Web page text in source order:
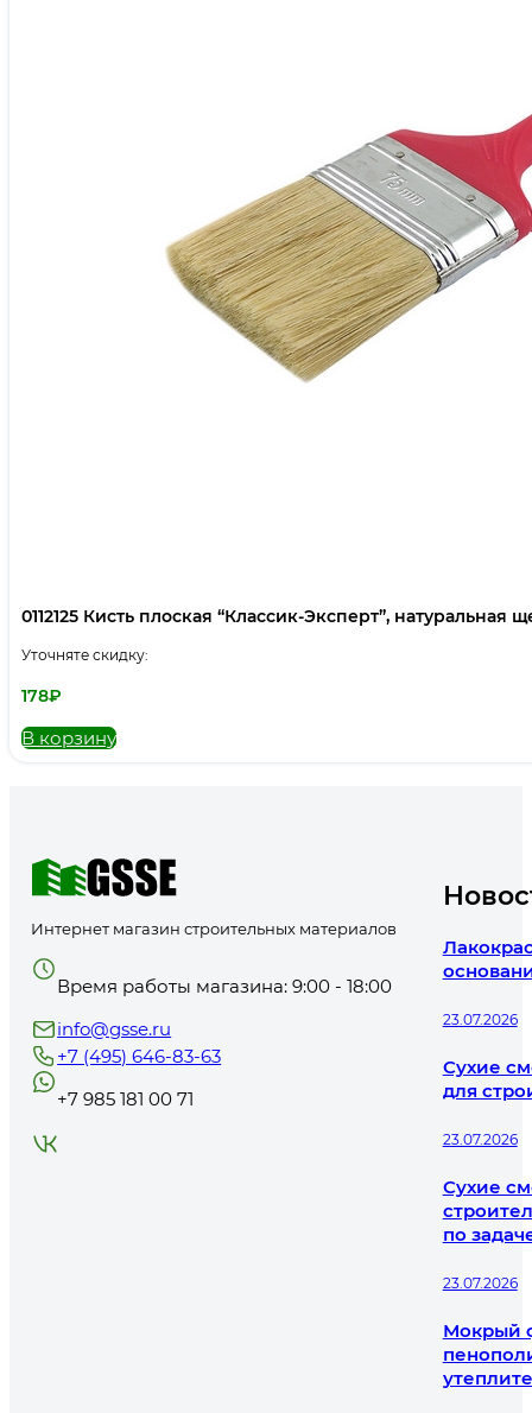
0112125 Кисть плоская “Классик-Эксперт”, натуральная
Уточняте скидку:
178₽
В корзину
Интернет магазин строительных материалов
Время работы магазина: 9:00 - 18:00
info@gsse.ru
+7 (495) 646-83-63
+7 985 181 00 71
23.07.2026
Сухие
для
23.07.2026
Сухие
по
23.07.2026
Мокрый